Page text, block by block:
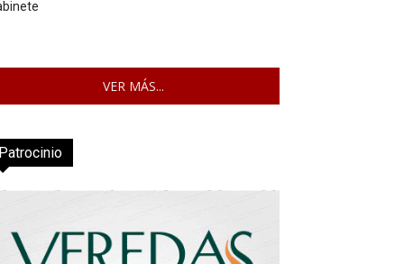
VER MÁS...